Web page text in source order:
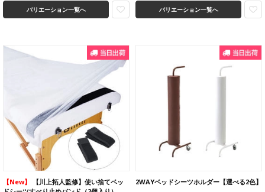
バリエーション一覧へ バリエーション一覧へ
【New】
【川上拓人監修】使い捨てベッ
2WAYベッドシーツホルダー【選べる2色】